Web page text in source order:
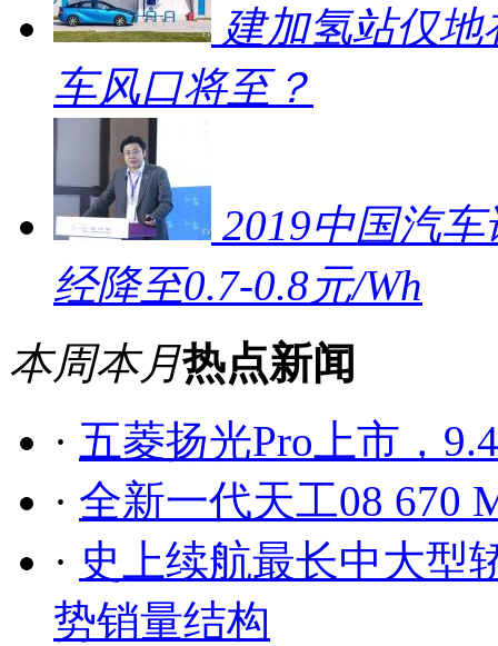
建加氢站仅地
车风口将至？
2019中国汽
经降至0.7-0.8元/Wh
本周本月热点新闻
· 五菱扬光Pro上市，
· 全新一代天工08 670
· 史上续航最长中大型
势销量结构